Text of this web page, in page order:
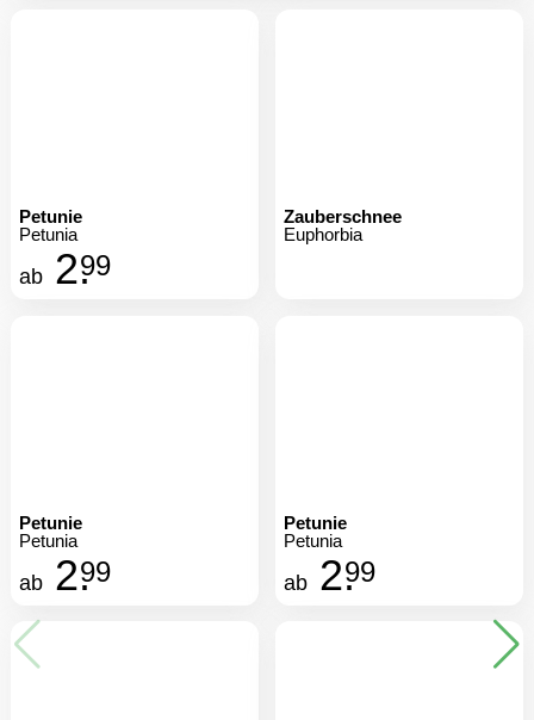
Petunie
Petunia
ab 2.99
Zauberschnee
Euphorbia
Petunie
Petunia
ab 2.99
Petunie
Petunia
ab2.99